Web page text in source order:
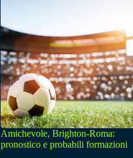
Amichevole, Brighton-Roma:
pronostico e probabili formazioni